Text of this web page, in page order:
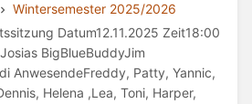
Wintersemester 2025/2026
Datum12.11.2025 Zeit18:00
BigBlueBuddyJim
AnwesendeFreddy, Patty, Yannic,
Helena ,Lea, Toni, Harper,